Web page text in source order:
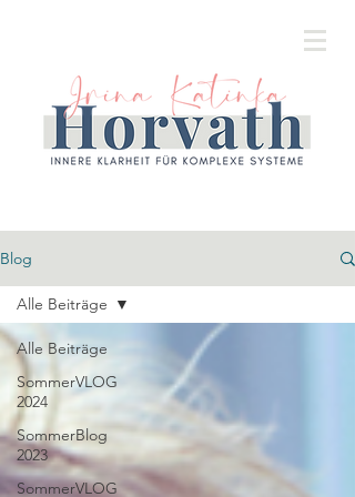
Blog
Alle Beiträge
SommerVLOG
2024
SommerBlog
2023
SommerVLOG
Alle Beiträge